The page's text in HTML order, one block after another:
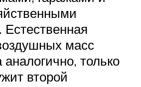
масс
аналогично, только
второй